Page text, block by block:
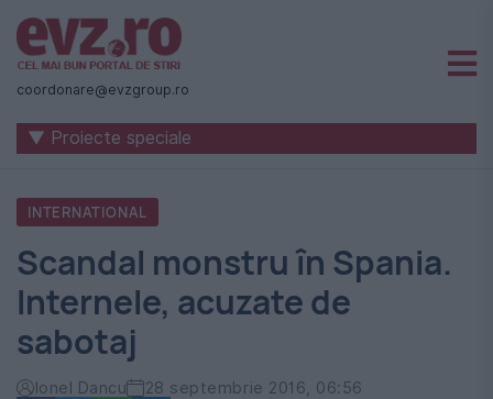
Știri
naționale
internaționale
România
-
Evenimentul
Zilei
coordonare@evzgroup.ro
▼ Proiecte speciale
INTERNATIONAL
Scandal monstru în Spania.
Internele, acuzate de
sabotaj
Ionel Dancu 28 septembrie 2016, 06:56